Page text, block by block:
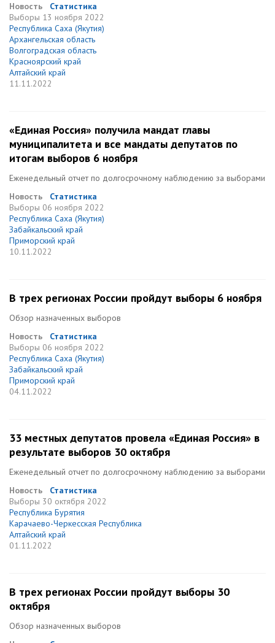
Новость
Статистика
Выборы 13 ноября 2022
Республика Саха (Якутия)
Архангельская область
Волгоградская область
Красноярский край
Алтайский край
11.11.2022
«Единая Россия» получила мандат главы
муниципалитета и все мандаты депутатов по
итогам выборов 6 ноября
Еженедельный отчет по долгосрочному наблюдению за выборами
Новость
Статистика
Выборы 06 ноября 2022
Республика Саха (Якутия)
Забайкальский край
Приморский край
10.11.2022
В трех регионах России пройдут выборы 6 ноября
Обзор назначенных выборов
Новость
Статистика
Выборы 06 ноября 2022
Республика Саха (Якутия)
Забайкальский край
Приморский край
04.11.2022
33 местных депутатов провела «Единая Россия» в
результате выборов 30 октября
Еженедельный отчет по долгосрочному наблюдению за выборами
Новость
Статистика
Выборы 30 октября 2022
Республика Бурятия
Карачаево-Черкесская Республика
Алтайский край
01.11.2022
В трех регионах России пройдут выборы 30
октября
Обзор назначенных выборов